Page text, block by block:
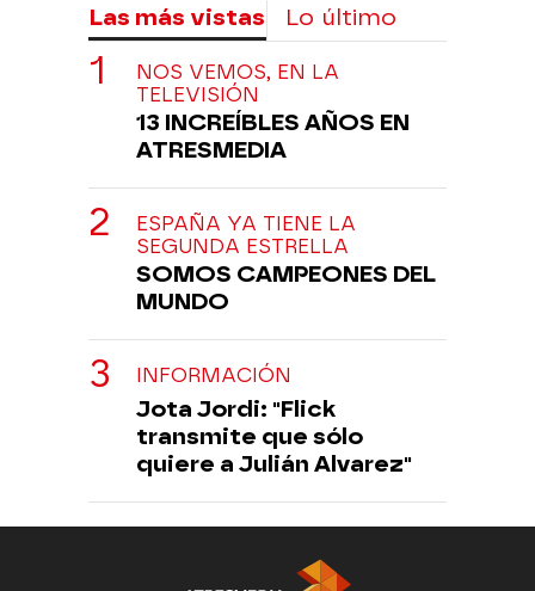
Las más vistas Lo último
NOS VEMOS, EN LA
TELEVISIÓN
13 INCREÍBLES AÑOS EN
ATRESMEDIA
ESPAÑA YA TIENE LA
SEGUNDA ESTRELLA
SOMOS CAMPEONES DEL
MUNDO
INFORMACIÓN
Jota Jordi: "Flick
transmite que sólo
quiere a Julián Alvarez"